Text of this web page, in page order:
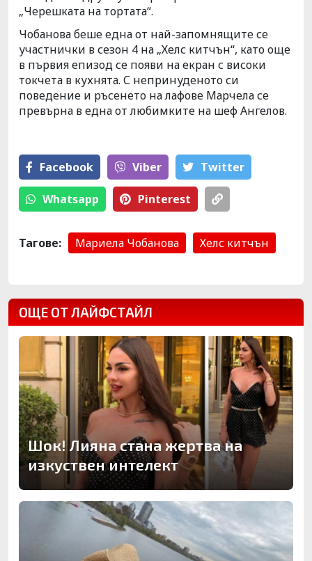
„Черешката на тортата“.
Чобанова беше една от най-запомнящите се
участнички в сезон 4 на „Хелс китчън“, като още
в първия епизод се появи на екран с високи
токчета в кухнята. С непринуденото си
поведение и ръсенето на лафове Марчела се
превърна в една от любимките на шеф Ангелов.
Facebook Viber Тwitter
Whatsapp Pinterest
Тагове: Мариела Чобанова Хелс китчън
ОЩЕ ОТ ЛАЙФСТАЙЛ
Шок! Лияна стана жертва на
изкуствен интелект